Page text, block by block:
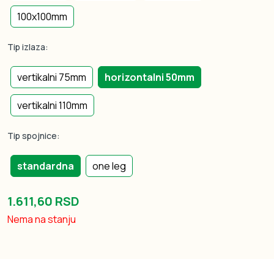
100x100mm
Tip izlaza:
vertikalni 75mm horizontalni 50mm
vertikalni 110mm
Tip spojnice:
standardna one leg
1.611,60 RSD
Nema na stanju